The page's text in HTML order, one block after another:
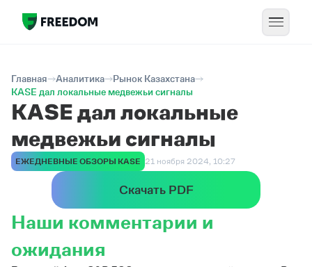
Главная Аналитика
Рынок Казахстана
KASE дал локальные медвежьи сигналы
KASE дал локальные
медвежьи сигналы
ЕЖЕДНЕВНЫЕ ОБЗОРЫ KASE 21 ноября 2024, 10:27
Скачать PDF
Наши комментарии и
ожидания